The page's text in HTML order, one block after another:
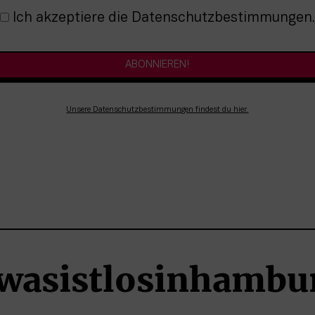
Ich akzeptiere die Datenschutzbestimmungen.
Unsere Datenschutzbestimmungen findest du hier.